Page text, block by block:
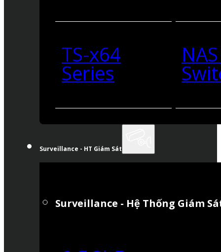
TS-x64
Series
Surveillance - HT Giám Sát
Surveillance - Hệ Thống Giám